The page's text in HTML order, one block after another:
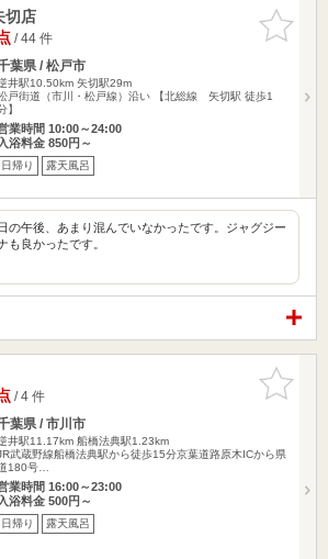
お気に入
りに追加
切店
/ 44 件
葉県 / 松戸市
井駅10.50km 矢切駅29m
戸街道（市川・松戸線）沿い 【北総線 矢切駅 徒歩1
】
業時間 10:00～24:00
入浴料金 850円～
日帰り 露天風呂
の午後、あまり混んでいなかったです。ジャグジー
も良かったです。
お気に入
りに追加
/ 4 件
葉県 / 市川市
井駅11.17km 船橋法典駅1.23km
武蔵野線船橋法典駅から徒歩15分京葉道路原木ICから県
180号…
業時間 16:00～23:00
入浴料金 500円～
日帰り 露天風呂